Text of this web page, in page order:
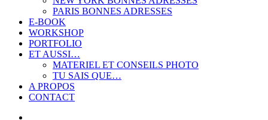
PARIS BONNES ADRESSES
E-BOOK
WORKSHOP
PORTFOLIO
ET AUSSI…
MATERIEL ET CONSEILS PHOTO
TU SAIS QUE…
A PROPOS
CONTACT